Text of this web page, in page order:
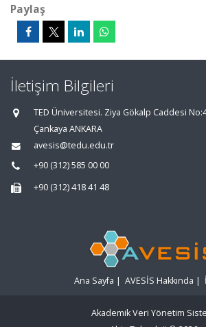
Paylaş
İletişim Bilgileri
TED Üniversitesi. Ziya Gökalp Caddesi
Çankaya ANKARA
avesis@tedu.edu.tr
+90 (312) 585 00 00
+90 (312) 418 41 48
Ana Sayfa | AVESİS Hakkında |
Akademik Veri Yönetim